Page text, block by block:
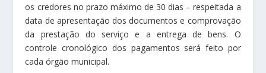
os credores no prazo máximo de 30 dias – respeitada a
data de apresentação dos documentos e comprovação
da prestação do serviço e a entrega de bens. O
controle cronológico dos pagamentos será feito por
cada órgão municipal.